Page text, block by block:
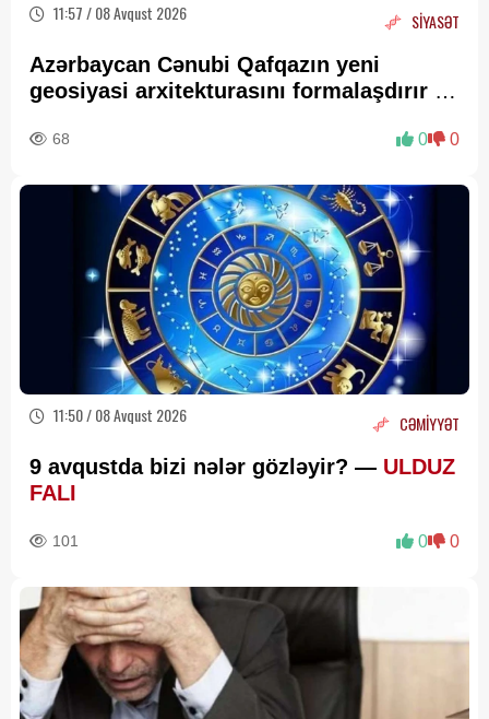
11:57 / 08 Avqust 2026 SİYASƏT
Azərbaycan Cənubi Qafqazın yeni
geosiyasi arxitekturasını formalaşdırır –
68 0 0
11:50 / 08 Avqust 2026 CƏMİYYƏT
9 avqustda bizi nələr gözləyir? — ULDUZ
FALI
101 0 0